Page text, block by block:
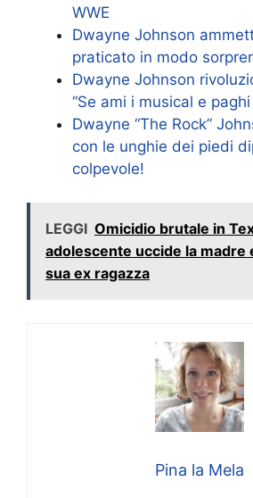
WWE
Dwayne Johnson
praticato in modo
Dwayne Johnson
“Se ami i musical e
Dwayne “The Rock”
con le unghie dei piedi
colpevole!
LEGGI Omicidio brutale in
adolescente uccide la madre
sua ex ragazza
Pina la Mela